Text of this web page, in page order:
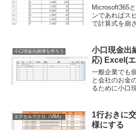
Microsoft365
ンであればス
で計算式を崩
替えをするこ
Microsoft365
小口現金出納簿を作ろう
小口現金出
応) Excel(
一般企業でも
と会社のお金
るために小口
は多いと思い
り合わせたり
計システムに
に手間でミス
エクセルマクロ（VBA）
1行おきに
様にする